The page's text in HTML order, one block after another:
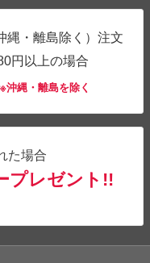
縄・離島除く）注文
円以上の場合
※沖縄・離島を除く
た場合
プレゼント!!